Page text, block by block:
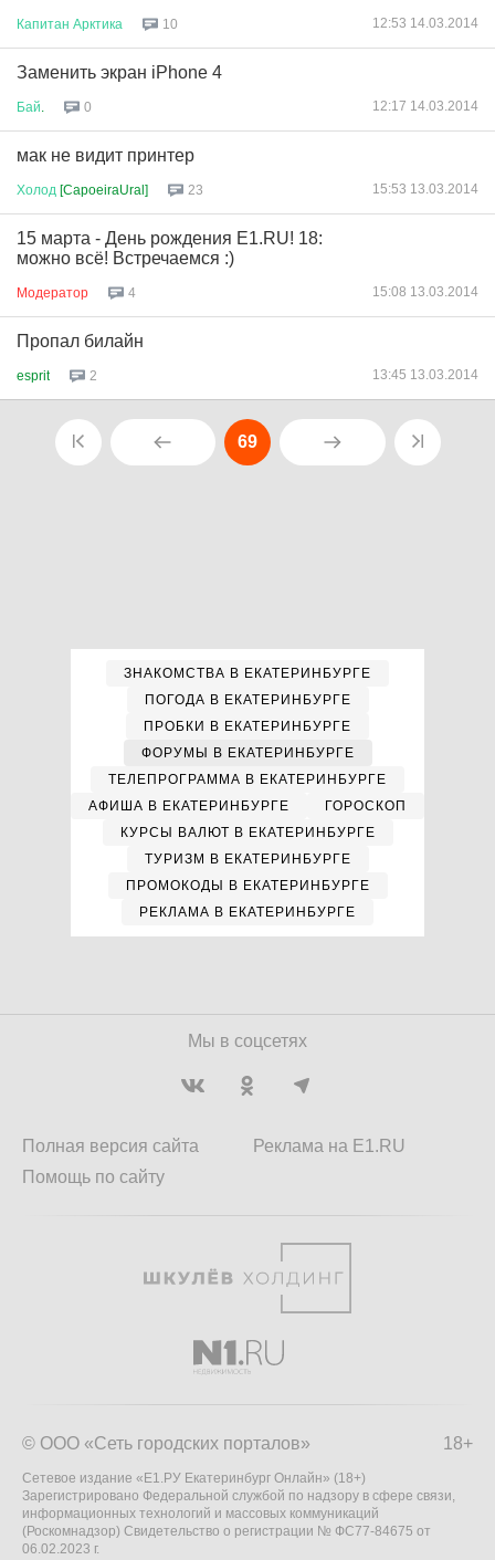
Капитан Арктика 10 12:53 14.03.2014
Заменить экран iPhone 4
Бай 0 12:17 14.03.2014
мак не видит принтер
Холод [CapoeiraUral] 23 15:53 13.03.2014
15 марта - День рождения E1.RU! 18:
можно всё! Встречаемся :)
Модератор 4 15:08 13.03.2014
Пропал билайн
esprit 2 13:45 13.03.2014
69
ЗНАКОМСТВА В ЕКАТЕРИНБУРГЕ
ПОГОДА В ЕКАТЕРИНБУРГЕ
ПРОБКИ В ЕКАТЕРИНБУРГЕ
ФОРУМЫ В ЕКАТЕРИНБУРГЕ
ТЕЛЕПРОГРАММА В ЕКАТЕРИНБУРГЕ
АФИША В ЕКАТЕРИНБУРГЕ
ГОРОСКОП
КУРСЫ ВАЛЮТ В ЕКАТЕРИНБУРГЕ
ТУРИЗМ В ЕКАТЕРИНБУРГЕ
ПРОМОКОДЫ В ЕКАТЕРИНБУРГЕ
РЕКЛАМА В ЕКАТЕРИНБУРГЕ
Мы в соцсетях
Полная версия сайта
Помощь по сайту
Реклама на E1.RU
18+
© ООО «Сеть городских порталов»
Сетевое издание «Е1.РУ Екатеринбург Онлайн» (18+)
Зарегистрировано Федеральной службой по надзору в сфере связи,
информационных технологий и массовых коммуникаций
(Роскомнадзор) Свидетельство о регистрации № ФС77-84675 от
06.02.2023 г.